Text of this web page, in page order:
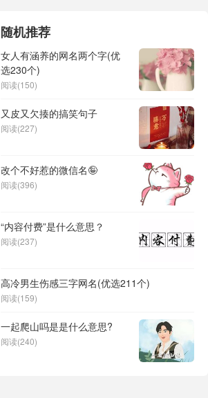
随机推荐
女人有涵养的网名两个字(优
选230个)
阅读(150)
又皮又欠揍的搞笑句子
阅读(227)
改个不好惹的微信名🤪
阅读(396)
“内容付费”是什么意思？
阅读(237)
高冷男生伤感三字网名(优选211个)
阅读(159)
一起爬山吗是是什么意思?
阅读(240)